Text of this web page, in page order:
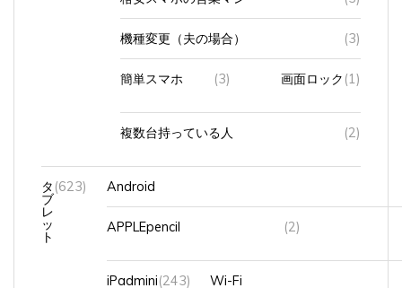
機種変更（夫の場合） (3)
簡単スマホ (3) 画面ロック(1)
複数台持っている人 (2)
タ
ブ
レ
ッ
ト
(623) Android
APPLEpencil (2)
iPadmini(243) Wi-Fi